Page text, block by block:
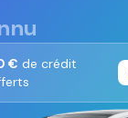
€ de crédit